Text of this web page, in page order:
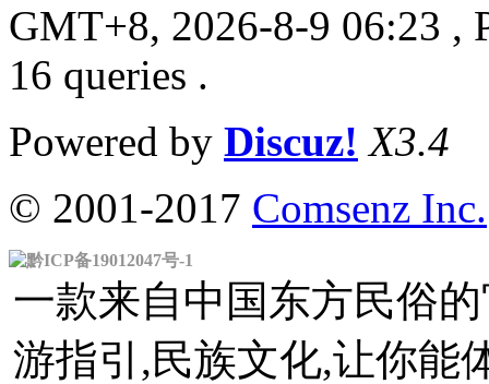
GMT+8, 2026-8-9 06:23 ,
16 queries .
Powered by Discuz! X3.4
© 2001-2017 Comsenz Inc.
黔ICP备19012047号-1
一款来自中国东方民俗
游指引,民族文化,让你能